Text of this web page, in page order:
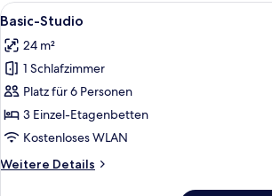
Alle
Fotos
für
Basic-
Studio
anzeigen
Ein
10
Basic-Studio
24 m²
1 Schlafzimmer
Platz für 6 Personen
3 Einzel-Etagenbetten
Kostenloses WLAN
Weitere Details
Weitere